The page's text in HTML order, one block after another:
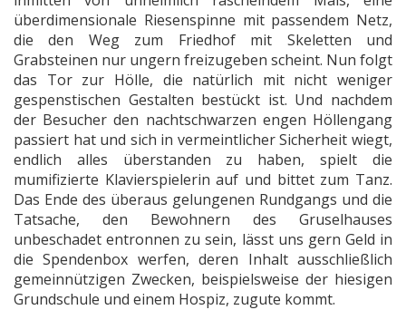
überdimensionale Riesenspinne mit passendem Netz,
die den Weg zum Friedhof mit Skeletten und
Grabsteinen nur ungern freizugeben scheint. Nun folgt
das Tor zur Hölle, die natürlich mit nicht weniger
gespenstischen Gestalten bestückt ist. Und nachdem
der Besucher den nachtschwarzen engen Höllengang
passiert hat und sich in vermeintlicher Sicherheit wiegt,
endlich alles überstanden zu haben, spielt die
mumifizierte Klavierspielerin auf und bittet zum Tanz.
Das Ende des überaus gelungenen Rundgangs und die
Tatsache, den Bewohnern des Gruselhauses
unbeschadet entronnen zu sein, lässt uns gern Geld in
die Spendenbox werfen, deren Inhalt ausschließlich
gemeinnützigen Zwecken, beispielsweise der hiesigen
Grundschule und einem Hospiz, zugute kommt.